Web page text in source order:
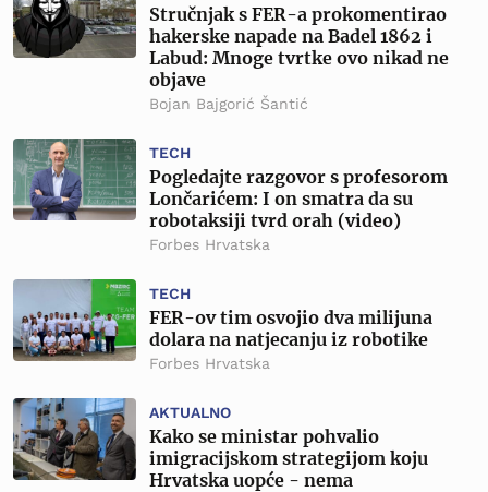
Stručnjak s FER-a prokomentirao
hakerske napade na Badel 1862 i
Labud: Mnoge tvrtke ovo nikad ne
objave
Bojan Bajgorić Šantić
TECH
Pogledajte razgovor s profesorom
Lončarićem: I on smatra da su
robotaksiji tvrd orah (video)
Forbes Hrvatska
TECH
FER-ov tim osvojio dva milijuna
dolara na natjecanju iz robotike
Forbes Hrvatska
AKTUALNO
Kako se ministar pohvalio
imigracijskom strategijom koju
Hrvatska uopće - nema